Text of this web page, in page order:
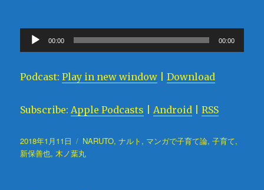
声
00:00 00:00
Podcast:Play in new window |Download
Subscribe:Apple Podcasts |Android |RSS
投
稿
2018年1月11日
タ
グ
NARUTO,ナルト , マンガで子育て論,子育て,
新保善也,木ノ葉丸